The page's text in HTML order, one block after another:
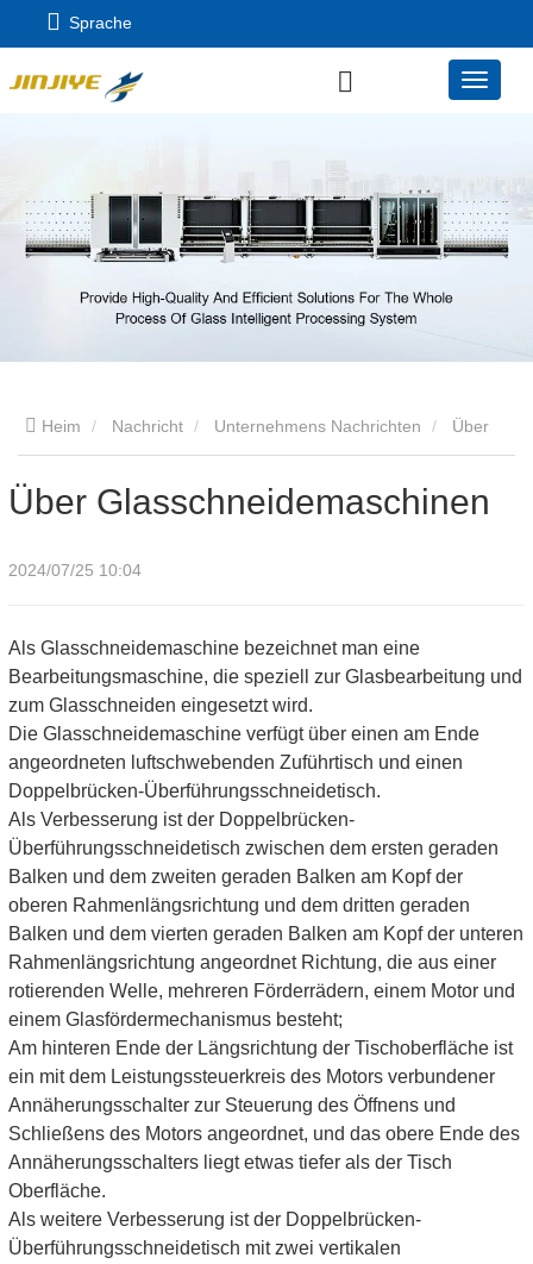
Sprache
Heim Nachricht Unternehmens Nachrichten
Glasschneidemaschinen
Über Glasschneidemaschinen
2024/07/25 10:04
Als Glasschneidemaschine bezeichnet man eine
Bearbeitungsmaschine, die speziell zur Glasbearbeitung und
zum Glasschneiden eingesetzt wird.
Die Glasschneidemaschine verfügt über einen am Ende
angeordneten luftschwebenden Zuführtisch und einen
Doppelbrücken-Überführungsschneidetisch.
Als Verbesserung ist der Doppelbrücken-
Überführungsschneidetisch zwischen dem ersten geraden
Balken und dem zweiten geraden Balken am Kopf der
oberen Rahmenlängsrichtung und dem dritten geraden
Balken und dem vierten geraden Balken am Kopf der unteren
Rahmenlängsrichtung angeordnet Richtung, die aus einer
rotierenden Welle, mehreren Förderrädern, einem Motor und
einem Glasfördermechanismus besteht;
Am hinteren Ende der Längsrichtung der Tischoberfläche ist
ein mit dem Leistungssteuerkreis des Motors verbundener
Annäherungsschalter zur Steuerung des Öffnens und
Schließens des Motors angeordnet, und das obere Ende des
Annäherungsschalters liegt etwas tiefer als der Tisch
Oberfläche.
Als weitere Verbesserung ist der Doppelbrücken-
Überführungsschneidetisch mit zwei vertikalen